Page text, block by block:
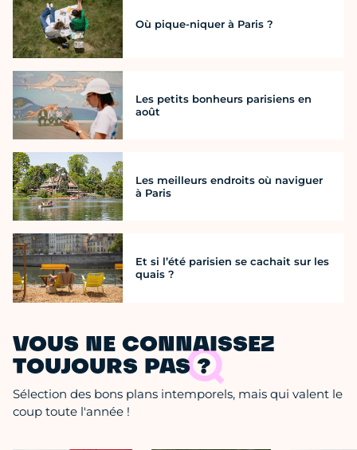
Où pique-niquer à Paris ?
Les petits bonheurs parisiens en
août
Les meilleurs endroits où naviguer
à Paris
Et si l’été parisien se cachait sur les
quais ?
VOUS NE CONNAISSEZ
TOUJOURS PAS ?
Sélection des bons plans intemporels, mais qui valent le
coup toute l'année !